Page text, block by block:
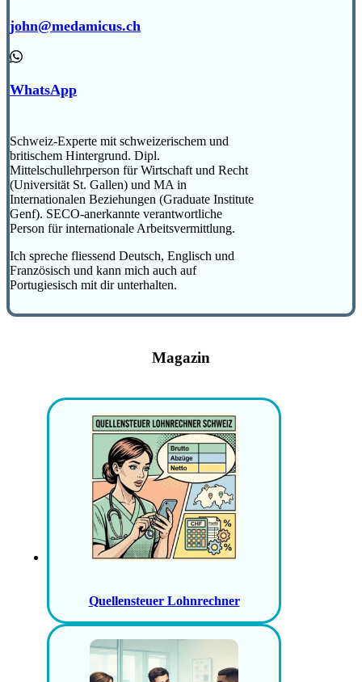
john@medamicus.ch
WhatsApp
Schweiz-Experte mit schweizerischem und
britischem Hintergrund. Dipl.
Mittelschullehrperson für Wirtschaft und Recht
(Universität St. Gallen) und MA in
Internationalen Beziehungen (Graduate Institute
Genf). SECO-anerkannte verantwortliche
Person für internationale Arbeitsvermittlung.
Ich spreche fliessend Deutsch, Englisch und
Französisch und kann mich auch auf
Portugiesisch mit dir unterhalten.
Magazin
Quellensteuer Lohnrechner